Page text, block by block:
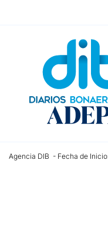
Agencia DIB - Fecha de